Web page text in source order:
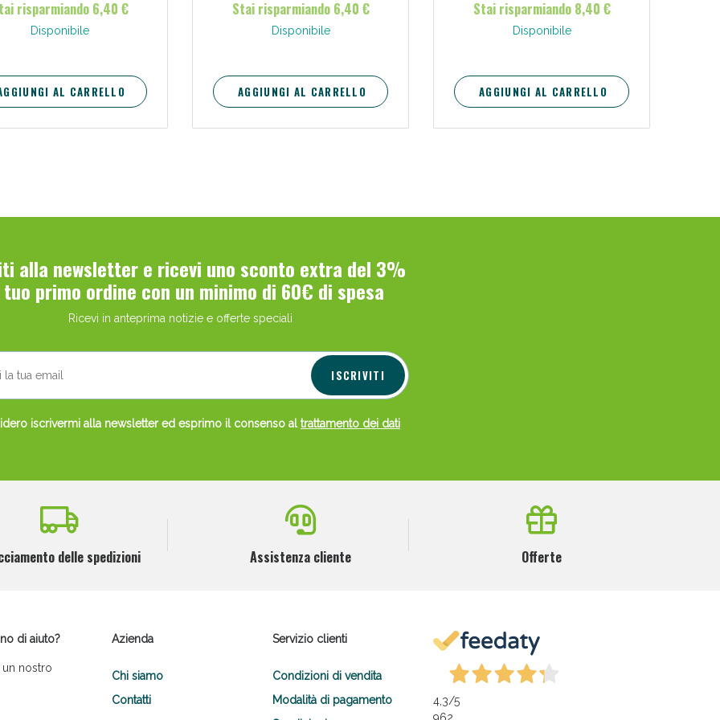
risparmiando 6,40 €
Disponibile
AL CARRELLO
dei vasi e per la funzionalità della
microcircolazione in caso di gambe e
caviglie gonfie, stanche e pesanti.
Stai risparmiando 6,40 €
Disponibile
AGGIUNGI AL CARRELLO
Stai risparmiando 8,40 €
Disponibile
AGGIUNGI AL CARRELLO
alla newsletter e ricevi uno sconto extra del 3%
primo ordine con un minimo di 60€ di spesa
Ricevi in anteprima notizie e offerte speciali
ISCRIVITI
iscrivermi alla newsletter ed esprimo il consenso al trattamento dei dati
delle spedizioni Assistenza cliente Offerte
di aiuto?
un nostro
Azienda
Chi siamo
Contatti
Servizio clienti
Condizioni di vendita
Modalità di pagamento
4,3/5
962